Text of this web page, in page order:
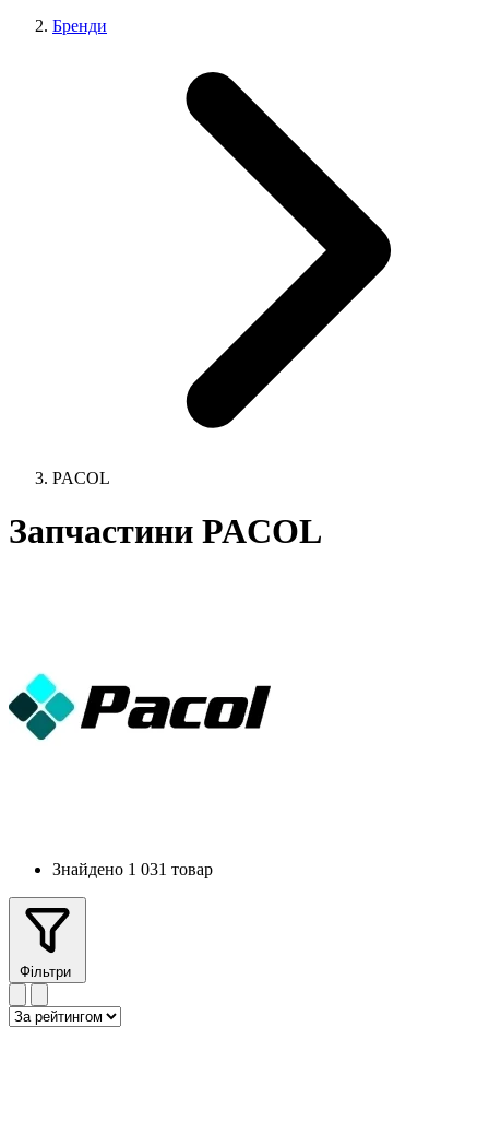
Бренди
PACOL
Запчастини PACOL
Знайдено 1 031 товар
Фільтри